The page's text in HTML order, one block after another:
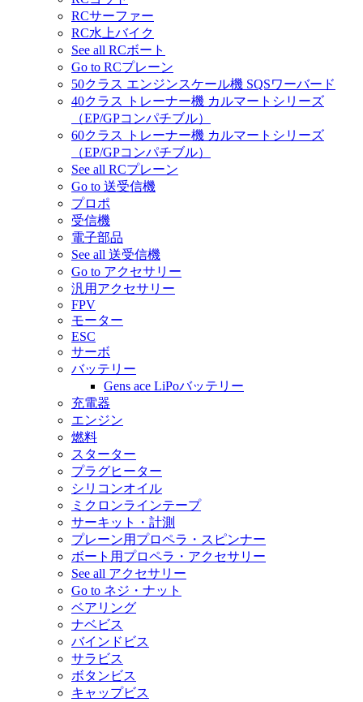
RCサーファー
RC水上バイク
See all RCボート
Go to RCプレーン
50クラス エンジンスケール機 SQSワーバード
40クラス トレーナー機 カルマートシリーズ
（EP/GPコンパチブル）
60クラス トレーナー機 カルマートシリーズ
（EP/GPコンパチブル）
See all RCプレーン
Go to 送受信機
プロポ
受信機
電子部品
See all 送受信機
Go to アクセサリー
汎用アクセサリー
FPV
モーター
ESC
サーボ
バッテリー
Gens ace LiPoバッテリー
充電器
エンジン
燃料
スターター
プラグヒーター
シリコンオイル
ミクロンラインテープ
サーキット・計測
プレーン用プロペラ・スピンナー
ボート用プロペラ・アクセサリー
See all アクセサリー
Go to ネジ・ナット
ベアリング
ナベビス
バインドビス
サラビス
ボタンビス
キャップビス